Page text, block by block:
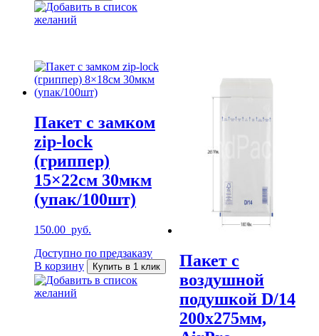
Добавить в список
желаний
Пакет с замком
zip-lock
(гриппер)
15×22см 30мкм
(упак/100шт)
150.00 руб.
Доступно по предзаказу
В корзину
Купить в 1 клик
Добавить в список
желаний
Пакет с
воздушной
подушкой D/14
200х275мм,